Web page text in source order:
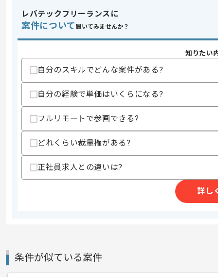
-英文ドキュメント作成、修正
歓迎スキル
・基幹システム(ERP)導入経験
・基幹システム(ERP)導入後の運用保守
上記に似た経験やスキルをお持ちであれば申
精算・お支払い
精算条件
精算基準時間
140時間〜180時間
支払いサイト
レバテックフリーランスに
案件について 聞いてみませんか？
知りたい
自分のスキルでどんな案件がある?
自分の経験で単価はいくらになる?
フルリモートで参画できる?
どれくらい裁量権がある?
正社員求人との違いは?
詳し
条件が似ている案件